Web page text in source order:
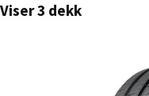
Viser 3 dekk